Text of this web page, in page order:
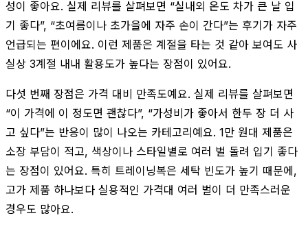
성이 좋아요. 실제 리뷰를 살펴보면 “실내외 온도 차가 큰 날 입
기 좋다”, “초여름이나 초가을에 자주 손이 간다”는 후기가 자주
언급되는 편이에요. 이런 제품은 계절을 타는 것 같아 보여도 사
실상 3계절 내내 활용도가 높다는 장점이 있어요.
다섯 번째 장점은 가격 대비 만족도예요. 실제 리뷰를 살펴보면
“이 가격에 이 정도면 괜찮다”, “가성비가 좋아서 한두 장 더 사
고 싶다”는 반응이 많이 나오는 카테고리예요. 1만 원대 제품은
소장 부담이 적고, 색상이나 스타일별로 여러 벌 돌려 입기 좋다
는 장점이 있어요. 특히 트레이닝복은 세탁 빈도가 높기 때문에,
고가 제품 하나보다 실용적인 가격대 여러 벌이 더 만족스러운
경우도 많아요.